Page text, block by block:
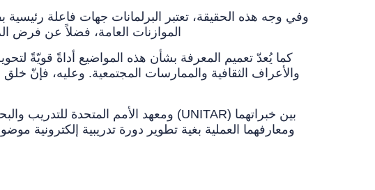
وفي وجه هذه الحقيقة، تعتبر البرلمانات جهات فاعلة
كما يُعدّ تعميم المعرفة بشأن هذه المواضيع أداةً قويّةً
والأعراف الثقافية والممارسات المجتمعية. وعليه، فإنّ
ومعارفهما العملية بغية تطوير دورة تدريبية إلكترونية